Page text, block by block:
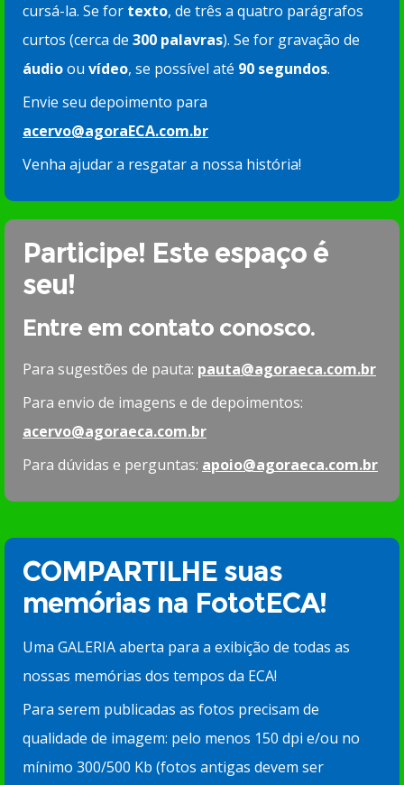
cursá-la. Se for texto, de três a quatro parágrafos
curtos (cerca de 300 palavras). Se for gravação de
áudioou vídeo, se possível até 90 segundos.
Envie seu depoimento para
acervo@agoraECA.com.br
Venha ajudar a resgatar a nossa história!
Participe! Este espaço é
seu!
Entre em contato conosco.
Para sugestões de pauta: pauta@agoraeca.com.br
Para envio de imagens e de depoimentos:
acervo@agoraeca.com.br
Para dúvidas e perguntas: apoio@agoraeca.com.br
COMPARTILHE suas
memórias na FototECA!
Uma GALERIA aberta para a exibição de todas as
nossas memórias dos tempos da ECA!
Para serem publicadas as fotos precisam de
qualidade de imagem: pelo menos 150 dpi e/ou no
mínimo 300/500 Kb (fotos antigas devem ser